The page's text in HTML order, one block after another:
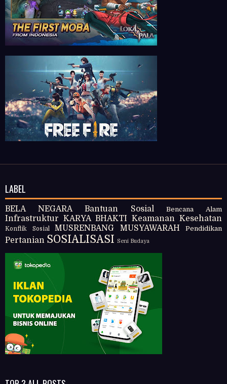
LABEL
BELA NEGARA Bantuan Sosial Bencana Alam
Infrastruktur KARYA BHAKTI Keamanan Kesehatan
Konflik Sosial MUSRENBANG MUSYAWARAH Pendidikan
Pertanian SOSIALISASI Seni Budaya